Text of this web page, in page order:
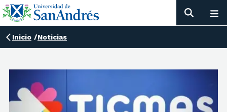
Inicio /Noticias